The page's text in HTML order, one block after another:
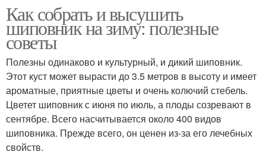
Как собрать и высушить
шиповник на зиму: полезные
советы
Полезны одинаково и культурный, и дикий шиповник.
Этот куст может вырасти до 3.5 метров в высоту и имеет
ароматные, приятные цветы и очень колючий стебель.
Цветет шиповник с июня по июль, а плоды созревают в
сентябре. Всего насчитывается около 400 видов
шиповника. Прежде всего, он ценен из-за его лечебных
свойств.